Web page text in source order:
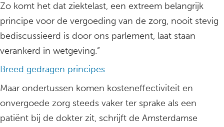
Zo komt het dat ziektelast, een extreem belangrijk
principe voor de vergoeding van de zorg, nooit stevig
bediscussieerd is door ons parlement, laat staan
verankerd in wetgeving.”
Breed gedragen principes
Maar ondertussen komen kosteneffectiviteit en
onvergoede zorg steeds vaker ter sprake als een
patiënt bij de dokter zit, schrijft de Amsterdamse